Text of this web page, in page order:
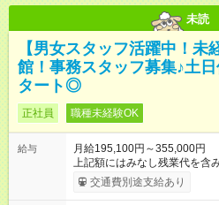
未読
【男女スタッフ活躍中！未
館！事務スタッフ募集♪土
タート◎
正社員 職種未経験OK
給与
月給195,100円～355,000円
上記額にはみなし残業代を含
ます。 みなし残業代 19,600
※超過分は全額支給します。
交通費別途支給あり